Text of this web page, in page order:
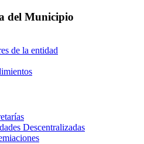
del Municipio
de la entidad
Descentralizadas